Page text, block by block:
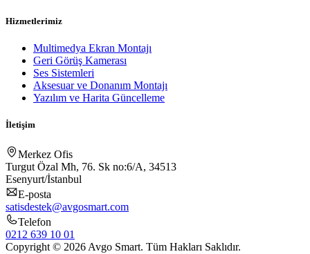
Hizmetlerimiz
Multimedya Ekran Montajı
Geri Görüş Kamerası
Ses Sistemleri
Aksesuar ve Donanım Montajı
Yazılım ve Harita Güncelleme
İletişim
Merkez Ofis
Turgut Özal Mh, 76. Sk no:6/A, 34513
Esenyurt/İstanbul
E-posta
satisdestek@avgosmart.com
Telefon
0212 639 10 01
Copyright © 2026 Avgo Smart. Tüm Hakları Saklıdır.